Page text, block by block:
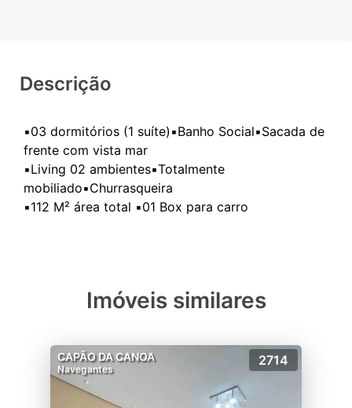
Descrição
▪️03 dormitórios (1 suíte)▪️Banho Social▪️Sacada de
frente com vista mar
▪️Living 02 ambientes▪️Totalmente
mobiliado▪️Churrasqueira
Imóveis similares
CAPÃO DA CANOA
Navegantes
2714